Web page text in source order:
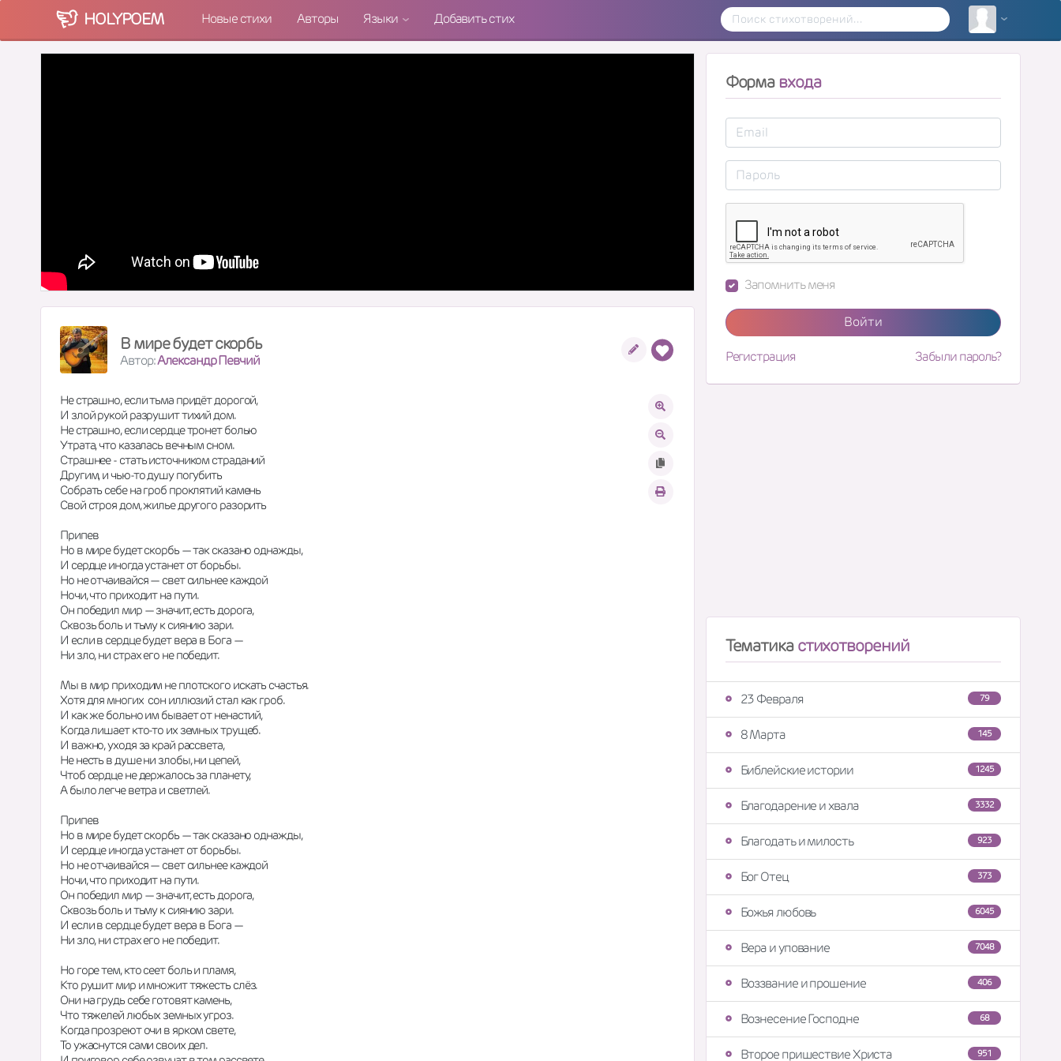
HOLYPOEM Новые стихи Авторы Языки Добавить стих
В мире будет скорбь
Автор:Александр Певчий
Не страшно, если тьма придёт дорогой,
И злой рукой разрушит тихий дом.
Не страшно, если сердце тронет болью
Утрата, что казалась вечным сном.
Страшнее - стать источником страданий
Другим, и чью-то душу погубить
Собрать себе на гроб проклятий камень
Свой строя дом, жилье другого разорить
Припев
Но в мире будет скорбь — так сказано однажды,
И сердце иногда устанет от борьбы.
Но не отчаивайся — свет сильнее каждой
Ночи, что приходит на пути.
Он победил мир — значит, есть дорога,
Сквозь боль и тьму к сиянию зари.
И если в сердце будет вера в Бога —
Ни зло, ни страх его не победит.
Мы в мир приходим не плотского искать счастья.
Хотя для многих  сон иллюзий стал как гроб.
И как же больно им бывает от ненастий,
Когда лишает кто-то их земных трущеб.
И важно, уходя за край рассвета,
Не несть в душе ни злобы, ни цепей,
Чтоб сердце не держалось за планету,
А было легче ветра и светлей.
Припев
Но в мире будет скорбь — так сказано однажды,
И сердце иногда устанет от борьбы.
Но не отчаивайся — свет сильнее каждой
Ночи, что приходит на пути.
Он победил мир — значит, есть дорога,
Сквозь боль и тьму к сиянию зари.
И если в сердце будет вера в Бога —
Ни зло, ни страх его не победит.
Но горе тем, кто сеет боль и пламя,
Кто рушит мир и множит тяжесть слёз.
Они на грудь себе готовят камень,
Что тяжелей любых земных угроз.
Когда прозреют очи в ярком свете,
То ужаснутся сами своих дел.
Форма входа
Запомнить меня
Войти
Регистрация Забыли пароль?
Тематикастихотворений
79
23 Февраля
145
8 Марта
1245
Библейские истории
3332
Благодарение и хвала
923
Благодать и милость
373
Бог Отец
6045
Божья любовь
7048
Вера и упование
406
Воззвание и прошение
68
Вознесение Господне
951
Второе пришествие Христа